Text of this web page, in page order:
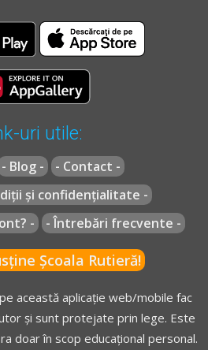
uri utile:
- Blog -
- Contact -
și confidențialitate -
-
- Întrebări frecvente -
Școala Rutieră!
această aplicație web/mobile fac
și sunt protejate prin lege. Este
doar în scop educațional personal.